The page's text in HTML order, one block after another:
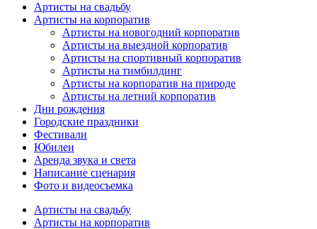
Артисты на свадьбу
Артисты на корпоратив
Артисты на новогодний корпоратив
Артисты на выездной корпоратив
Артисты на спортивный корпоратив
Артисты на тимбилдинг
Артисты на корпоратив на природе
Артисты на летний корпоратив
Дни рождения
Городские праздники
Фестивали
Юбилеи
Аренда звука и света
Написание сценария
Фото и видеосъемка
Артисты на свадьбу
Артисты на корпоратив